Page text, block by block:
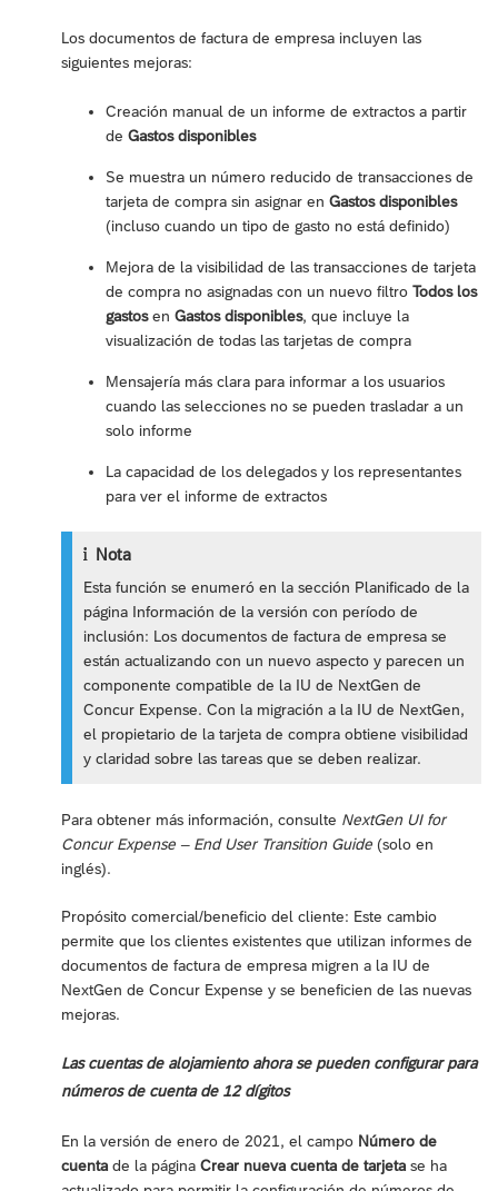
Los documentos de factura de empresa incluyen las
siguientes mejoras:
Creación manual de un informe de extractos a partir
de Gastos disponibles
Se muestra un número reducido de transacciones de
tarjeta de compra sin asignar en Gastos disponibles
(incluso cuando un tipo de gasto no está definido)
Mejora de la visibilidad de las transacciones de tarjeta
de compra no asignadas con un nuevo filtro Todos los
gastosen Gastos disponibles, que incluye la
visualización de todas las tarjetas de compra
Mensajería más clara para informar a los usuarios
cuando las selecciones no se pueden trasladar a un
solo informe
La capacidad de los delegados y los representantes
para ver el informe de extractos
Nota
Esta función se enumeró en la sección Planificado de la
página Información de la versión con período de
inclusión: Los documentos de factura de empresa se
están actualizando con un nuevo aspecto y parecen un
componente compatible de la IU de NextGen de
Concur Expense. Con la migración a la IU de NextGen,
el propietario de la tarjeta de compra obtiene visibilidad
y claridad sobre las tareas que se deben realizar.
Para obtener más información, consulte NextGen UI for
Concur Expense – End User Transition Guide (solo en
inglés).
Propósito comercial/beneficio del cliente: Este cambio
permite que los clientes existentes que utilizan informes de
documentos de factura de empresa migren a la IU de
NextGen de Concur Expense y se beneficien de las nuevas
mejoras.
Las cuentas de alojamiento ahora se pueden configurar para
números de cuenta de 12 dígitos
En la versión de enero de 2021, el campo Número de
cuenta de la página Crear nueva cuenta de tarjeta se ha